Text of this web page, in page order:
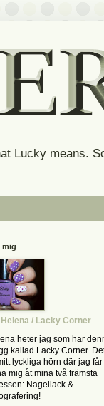
Lucky means.
mig
Helena / Lacky Corner
heter jag som har
kallad Lacky Corner.
lyckliga hörn där jag får
mig åt mina två främsta
Nagellack &